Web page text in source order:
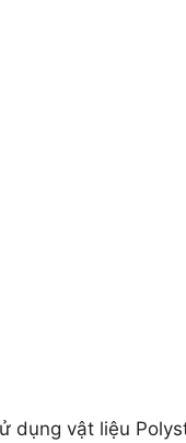
dụng vật liệu